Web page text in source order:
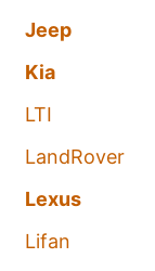
Jeep
Kia
LTI
LandRover
Lexus
Lifan